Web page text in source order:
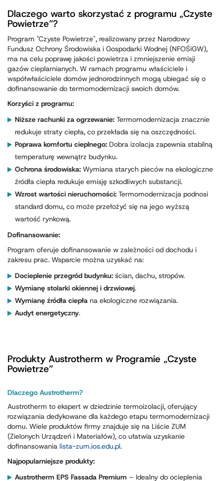
Dlaczego warto skorzystać z programu „Czyste
Powietrze”?
Program "Czyste Powietrze", realizowany przez Narodowy
Fundusz Ochrony Środowiska i Gospodarki Wodnej (NFOŚiGW),
ma na celu poprawę jakości powietrza i zmniejszenie emisji
gazów cieplarnianych. W ramach programu właściciele i
współwłaściciele domów jednorodzinnych mogą ubiegać się o
dofinansowanie do termomodernizacji swoich domów.
Korzyści z programu:
Niższe rachunki za ogrzewanie: Termomodernizacja znacznie
redukuje straty ciepła, co przekłada się na oszczędności.
Poprawa komfortu cieplnego: Dobra izolacja zapewnia stabilną
temperaturę wewnątrz budynku.
Ochrona środowiska: Wymiana starych pieców na ekologiczne
źródła ciepła redukuje emisję szkodliwych substancji.
Wzrost wartości nieruchomości: Termomodernizacja podnosi
standard domu, co może przełożyć się na jego wyższą
wartość rynkową.
Dofinansowanie:
Program oferuje dofinansowanie w zależności od dochodu i
zakresu prac. Wsparcie można uzyskać na:
Docieplenie przegród budynku: ścian, dachu, stropów.
Wymianę stolarki okiennej i drzwiowej.
Wymianę źródła ciepła na ekologiczne rozwiązania.
Audyt energetyczny.
Produkty Austrotherm w Programie „Czyste
Powietrze”
Dlaczego Austrotherm?
Austrotherm to ekspert w dziedzinie termoizolacji, oferujący
rozwiązania dedykowane dla każdego etapu termomodernizacji
domu. Wiele produktów firmy znajduje się na Liście ZUM
(Zielonych Urządzeń i Materiałów), co ułatwia uzyskanie
dofinansowania lista-zum.ios.edu.pl.
Najpopularniejsze produkty:
Austrotherm EPS Fassada Premium – Idealny do ocieplenia